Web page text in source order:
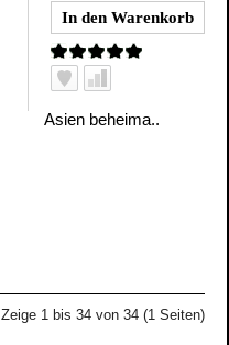
Asien beheima..
Zeige 1 bis 34 von 34 (1 Seiten)